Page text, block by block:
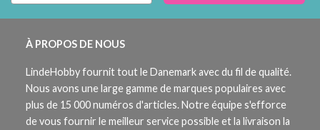
À PROPOS DE NOUS
LindeHobby fournit tout le Danemark avec du fil de qualité.
Nous avons une large gamme de marques populaires avec
plus de 15 000 numéros d'articles. Notre équipe s'efforce
de vous fournir le meilleur service possible et la livraison la